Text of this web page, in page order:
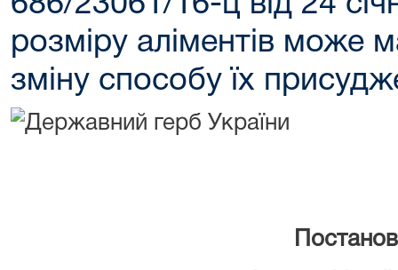
розміру аліментів може
зміну способу їх